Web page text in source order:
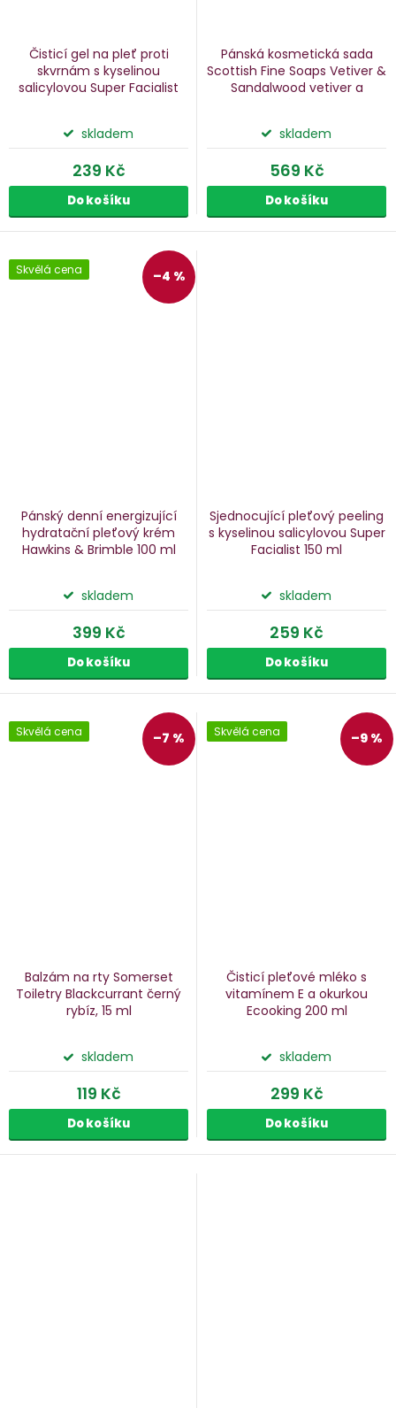
Čisticí gel na pleť proti
skvrnám s kyselinou
salicylovou Super Facialist
skladem
239 Kč
Do košíku
Pánská kosmetická sada
Scottish Fine Soaps Vetiver &
Sandalwood vetiver a
skladem
569 Kč
Do košíku
Skvělá cena –4 %
Pánský denní energizující
hydratační pleťový krém
Hawkins & Brimble 100 ml
skladem
399 Kč
Do košíku
Sjednocující pleťový peeling
s kyselinou salicylovou Super
Facialist 150 ml
skladem
259 Kč
Do košíku
Skvělá cena –7 %
Balzám na rty Somerset
Toiletry Blackcurrant černý
rybíz, 15 ml
skladem
119 Kč
Do košíku
Skvělá cena –9 %
Čisticí pleťové mléko s
vitamínem E a okurkou
Ecooking 200 ml
skladem
299 Kč
Do košíku